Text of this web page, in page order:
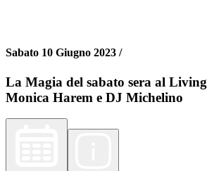
Sabato 10 Giugno 2023 /
La Magia del sabato sera al
Monica Harem e DJ Michelino